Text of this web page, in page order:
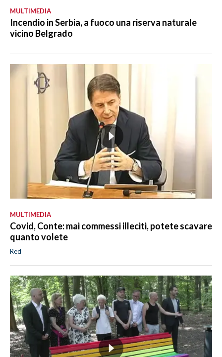
MULTIMEDIA
Incendio in Serbia, a fuoco una riserva naturale
vicino Belgrado
MULTIMEDIA
Covid, Conte: mai commessi illeciti, potete scavare
quanto volete
Red